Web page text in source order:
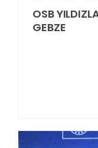
OSB
GEBZE